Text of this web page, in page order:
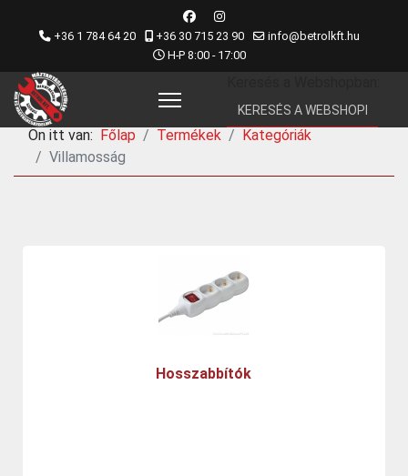
+36 1 784 64 20 +36 30 715 23 90
info@betrolkft.hu
H-P 8:00 - 17:00
Ön itt van: Főlap Termékek
Kategóriák
Villamosság
Hosszabbítók